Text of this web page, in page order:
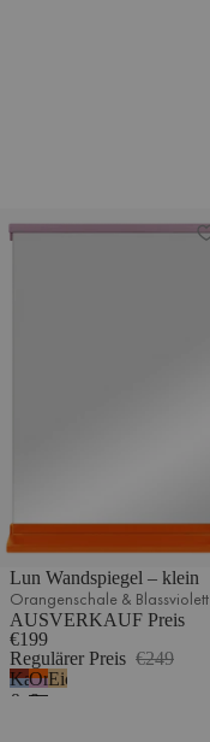
Lun Wandspiegel – klein
Orangenschale & Blassviolett
AUSVERKAUF Preis
€199
Regulärer Preis €249
Kastanienrot
&
Orangenschale
&
Eiche